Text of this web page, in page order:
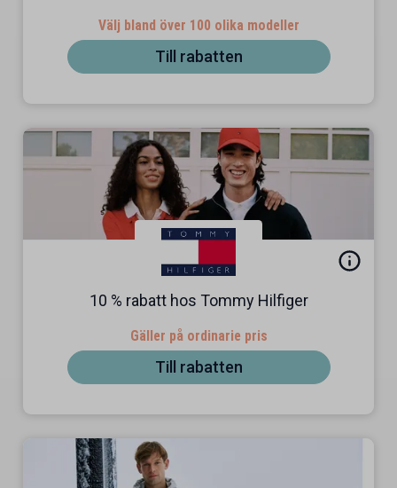
Välj bland över 100 olika modeller
Till rabatten
10 % rabatt hos Tommy Hilfiger
Gäller på ordinarie pris
Till rabatten